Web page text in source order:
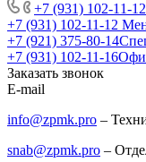
+7 (931) 102-11-12
+7 (931) 102-11-12
+7 (921) 375-80-14
+7 (931) 102-11-16
Заказать звонок
E-mail
info@zpmk.pro –
snab@zpmk.pro –